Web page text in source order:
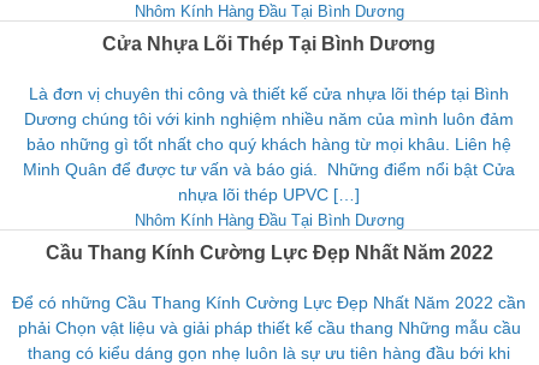
Nhôm Kính Hàng Đầu Tại Bình Dương
Cửa Nhựa Lõi Thép Tại Bình Dương
Là đơn vị chuyên thi công và thiết kế cửa nhựa lõi thép tại Bình
Dương chúng tôi với kinh nghiệm nhiều năm của mình luôn đảm
bảo những gì tốt nhất cho quý khách hàng từ mọi khâu. Liên hệ
Minh Quân để được tư vấn và báo giá. Những điểm nổi bật Cửa
nhựa lõi thép UPVC […]
Nhôm Kính Hàng Đầu Tại Bình Dương
Cầu Thang Kính Cường Lực Đẹp Nhất Năm 2022
Để có những Cầu Thang Kính Cường Lực Đẹp Nhất Năm 2022 cần
phải Chọn vật liệu và giải pháp thiết kế cầu thang Những mẫu cầu
thang có kiểu dáng gọn nhẹ luôn là sự ưu tiên hàng đầu bới khi